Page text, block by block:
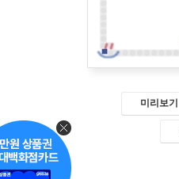
미리보기